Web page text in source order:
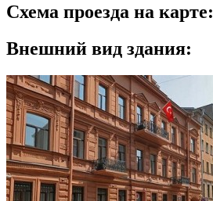
Схема проезда на карте:
Внешний вид здания: